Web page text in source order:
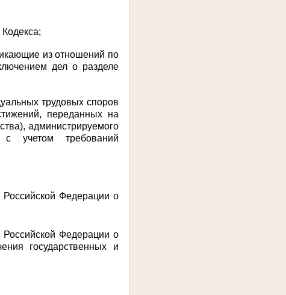
из отношений по
дел о разделе
трудовых споров
переданных на
администрируемого
с учетом требований
Федерации о
Федерации о
государственных и